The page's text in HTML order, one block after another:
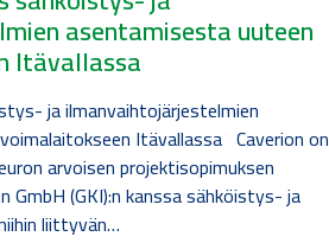
asentamisesta uuteen
Itävallassa
ja ilmanvaihtojärjestelmien
Itävallassa Caverion on
arvoisen projektisopimuksen
(GKI):n kanssa sähköistys- ja
liittyvän…